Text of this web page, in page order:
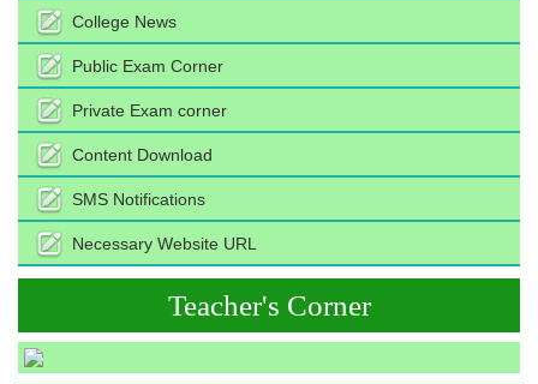
College News
Public Exam Corner
Private Exam corner
Content Download
SMS Notifications
Necessary Website URL
Teacher's Corner